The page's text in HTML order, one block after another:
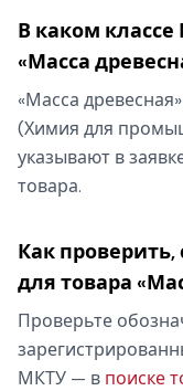
В каком
«Масса
«Масса
(Химия для
указывают в
товара.
Как
для товара
Проверьте
МКТУ — в поиске